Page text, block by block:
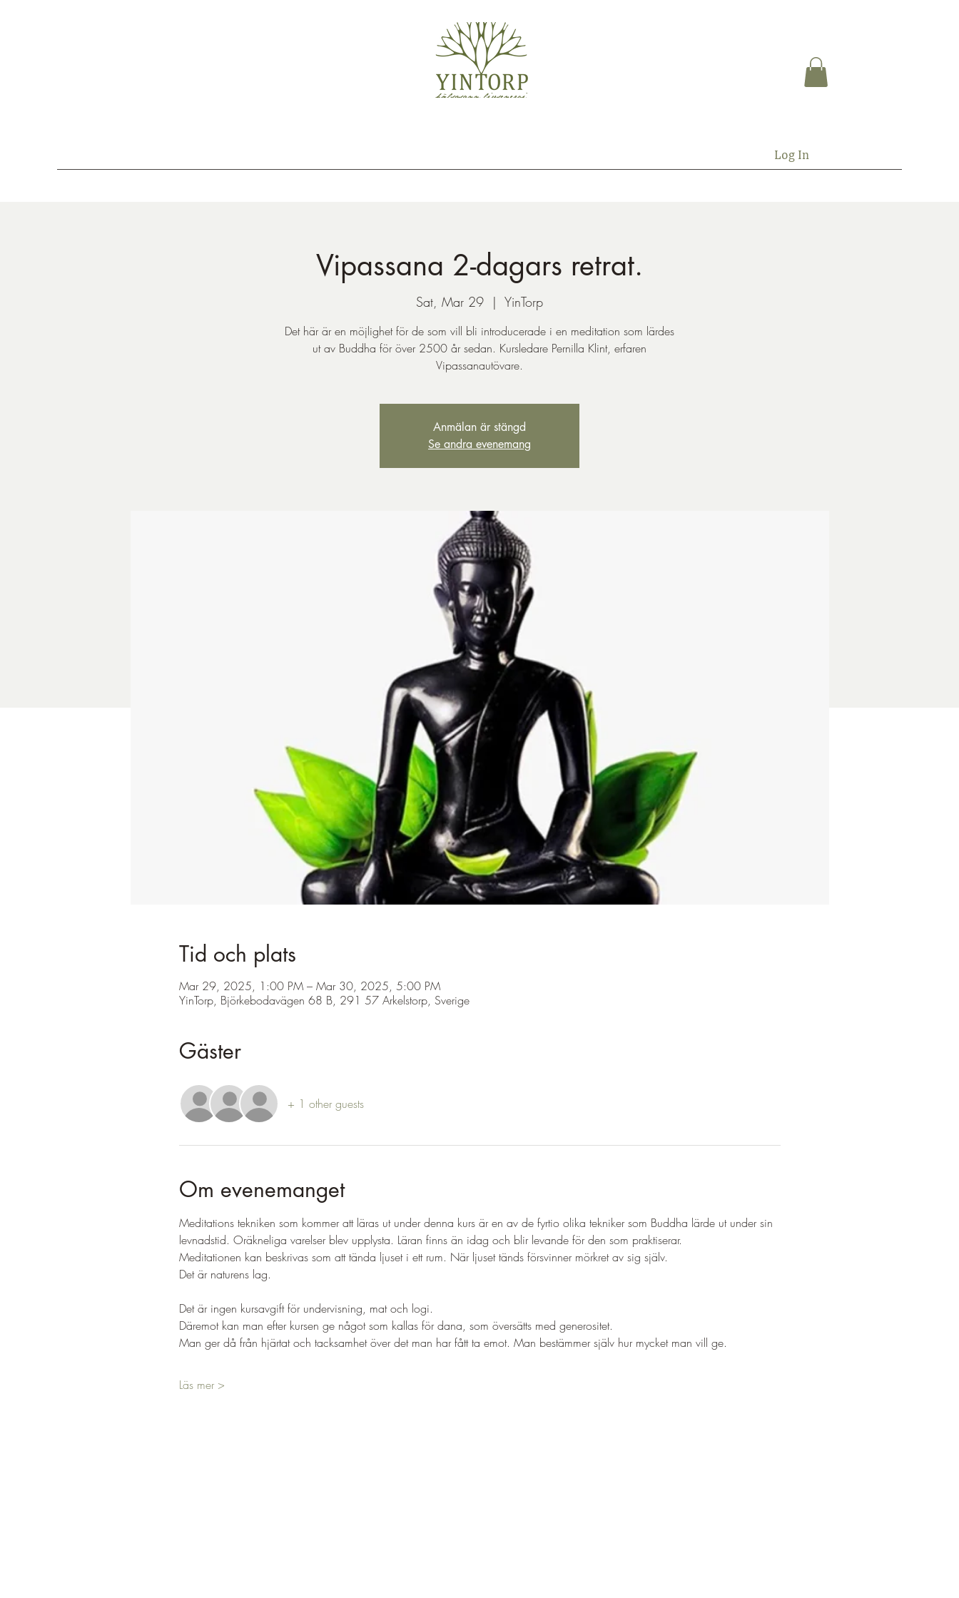
Log In
Vipassana 2-dagars retrat.
Sat, Mar 29
  |
YinTorp
Det här är en möjlighet för de som vill bli introducerade i en meditation som lärdes
ut av Buddha för över 2500 år sedan. Kursledare Pernilla Klint, erfaren
Anmälan är stängd
Se andra evenemang
Tid och plats
Mar 29, 2025, 1:00 PM – Mar 30, 2025, 5:00 PM
YinTorp, Björkebodavägen 68 B, 291 57 Arkelstorp, Sverige
Gäster
+ 1 other guests
Om evenemanget
Meditations tekniken som kommer att läras ut under denna kurs är en av de fyrtio olika tekniker som Buddha lärde ut under sin
levnadstid. Oräkneliga varelser blev upplysta. Läran finns än idag och blir levande för den som praktiserar.
Meditationen kan beskrivas som att tända ljuset i ett rum. När ljuset tänds försvinner mörkret av sig själv.
Det är naturens lag.
Det är ingen kursavgift för undervisning, mat och logi.
Däremot kan man efter kursen ge något som kallas för dana, som översätts med generositet.
Man ger då från hjärtat och tacksamhet över det man har fått ta emot. Man bestämmer själv hur mycket man vill ge.
Läs mer >